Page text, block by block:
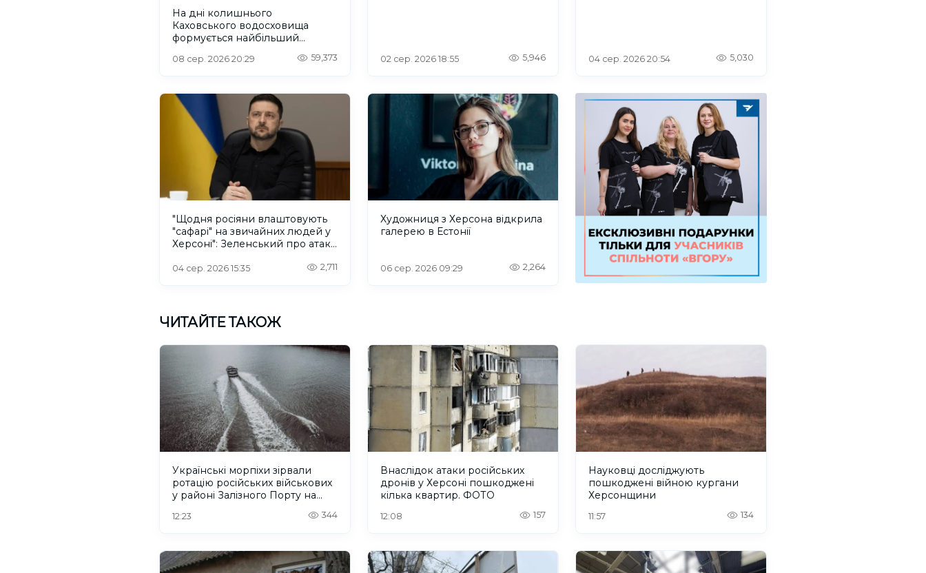
На дні колишнього
Каховського водосховища
формується найбільший
08 сер. 2026 20:29 59,373 02 сер. 2026 18:55 5,946 04 сер. 2026 20:54 5,030
"Щодня росіяни влаштовують
"сафарі" на звичайних людей у
Херсоні": Зеленський про атаку
04 сер. 2026 15:35 2,711
Художниця з Херсона відкрила
галерею в Естонії
06 сер. 2026 09:29 2,264
ЧИТАЙТЕ ТАКОЖ
Українські морпіхи зірвали
ротацію російських військових
у районі Залізного Порту на
12:23 344
Внаслідок атаки російських
дронів у Херсоні пошкоджені
кілька квартир. ФОТО
12:08 157
Науковці досліджують
пошкоджені війною кургани
Херсонщини
11:57 134